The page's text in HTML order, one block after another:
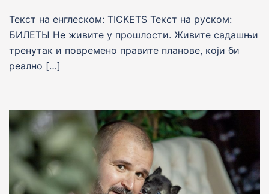
Текст на енглеском: TICKETS Текст на руском:
БИЛЕТЫ Не живите у прошлости. Живите садашњи
тренутак и повремено правите планове, који би
реално […]